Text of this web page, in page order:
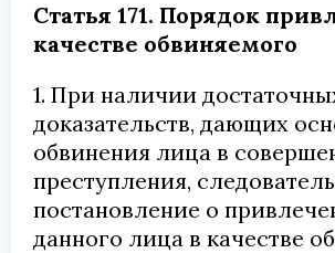
Статья 171. Порядок
качестве обвиняемого
1. При наличии
доказательств, дающих
обвинения лица в
преступления,
постановление о
данного лица в качестве